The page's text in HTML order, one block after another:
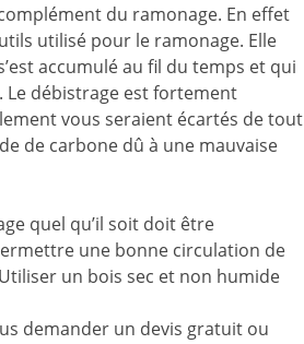
du ramonage. En effet
utilisé pour le ramonage. Elle
accumulé au fil du temps et qui
débistrage est fortement
vous seraient écartés de tout
de carbone dû à une mauvaise
quel qu’il soit doit être
une bonne circulation de
un bois sec et non humide
demander un devis gratuit ou